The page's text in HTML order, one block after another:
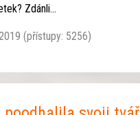
Zdánli...
(přístupy: 5256)